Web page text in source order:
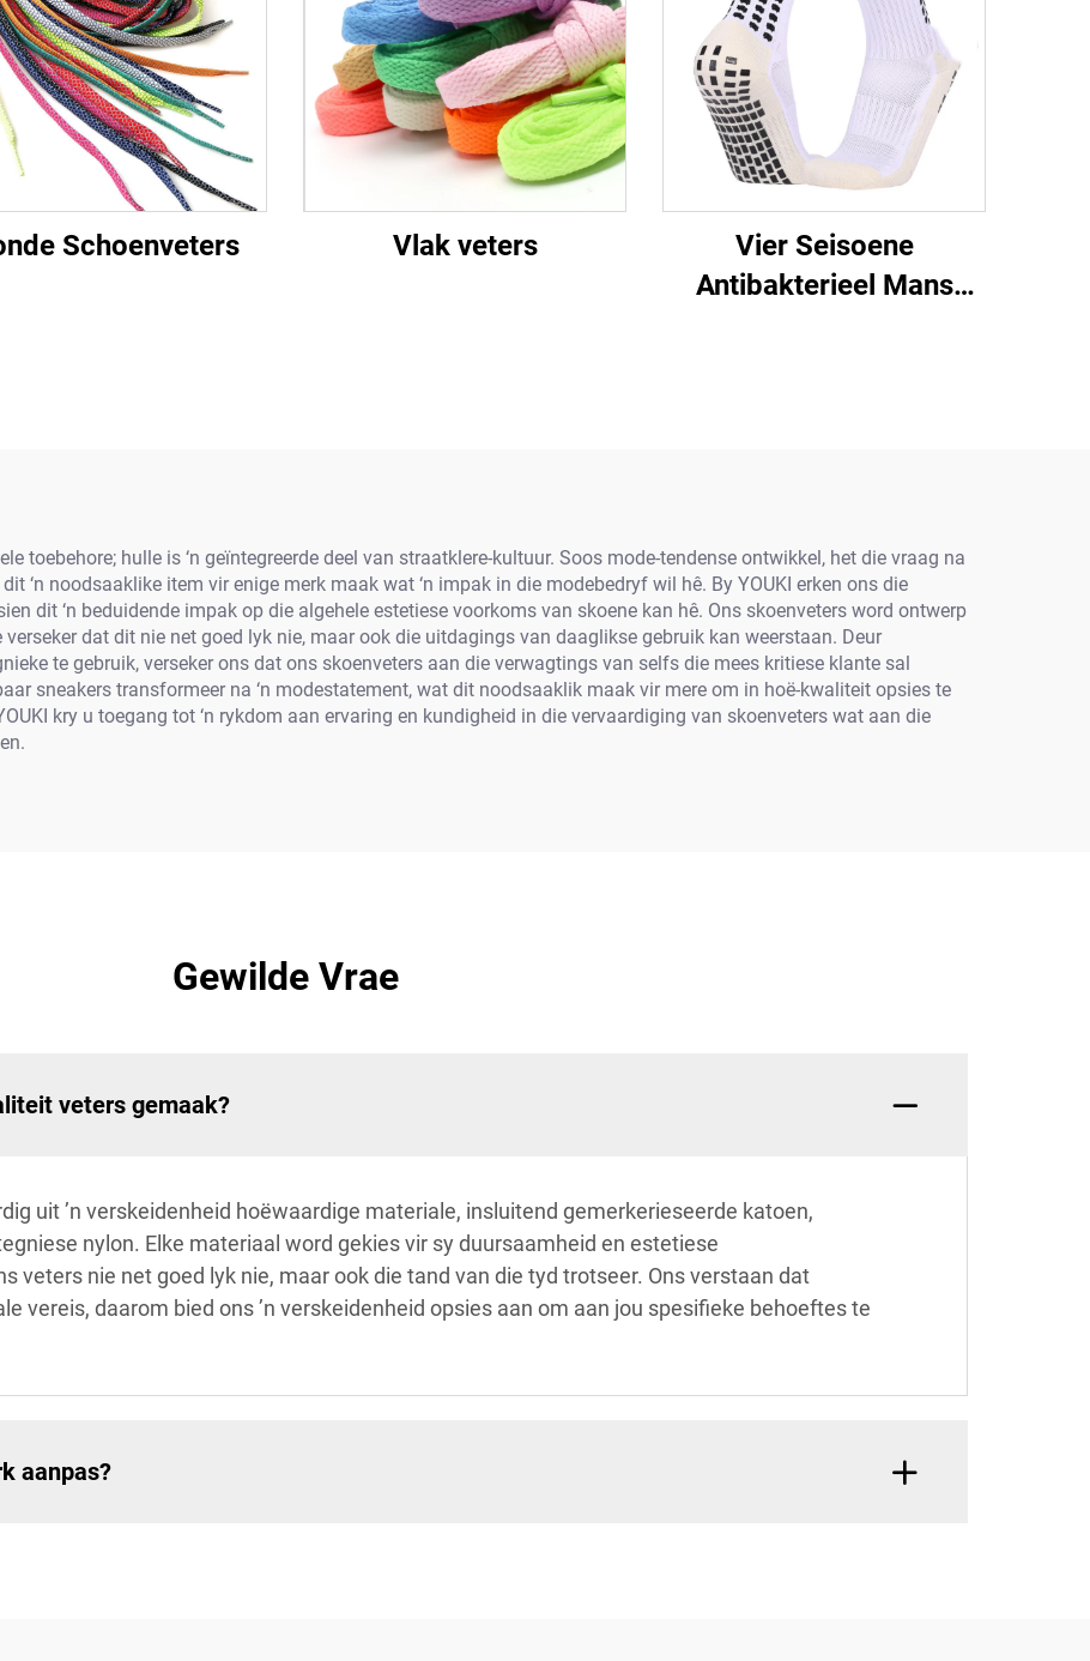
Schoenveters Vlak veters
Vier Seisoene
Antibakterieel Mans
toebehore; hulle is ‘n geïntegreerde deel van straatklere-kultuur. Soos mode-tendense ontwikkel, het die vraag na
‘n noodsaaklike item vir enige merk maak wat ‘n impak in die modebedryf wil hê. By YOUKI erken ons die
dit ‘n beduidende impak op die algehele estetiese voorkoms van skoene kan hê. Ons skoenveters word ontwerp
dat dit nie net goed lyk nie, maar ook die uitdagings van daaglikse gebruik kan weerstaan. Deur
te gebruik, verseker ons dat ons skoenveters aan die verwagtings van selfs die mees kritiese klante sal
sneakers transformeer na ‘n modestatement, wat dit noodsaaklik maak vir mere om in hoë-kwaliteit opsies te
kry u toegang tot ‘n rykdom aan ervaring en kundigheid in die vervaardiging van skoenveters wat aan die
Gewilde Vrae
veters gemaak?
uit ’n verskeidenheid hoëwaardige materiale, insluitend gemerkerieseerde katoen,
nylon. Elke materiaal word gekies vir sy duursaamheid en estetiese
veters nie net goed lyk nie, maar ook die tand van die tyd trotseer. Ons verstaan dat
vereis, daarom bied ons ’n verskeidenheid opsies aan om aan jou spesifieke behoeftes te
aanpas?